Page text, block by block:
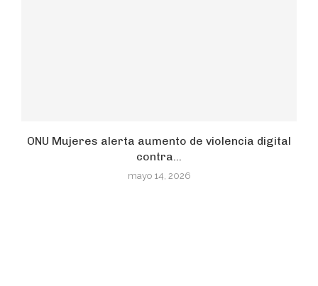
ONU Mujeres alerta aumento de violencia digital
contra...
mayo 14, 2026